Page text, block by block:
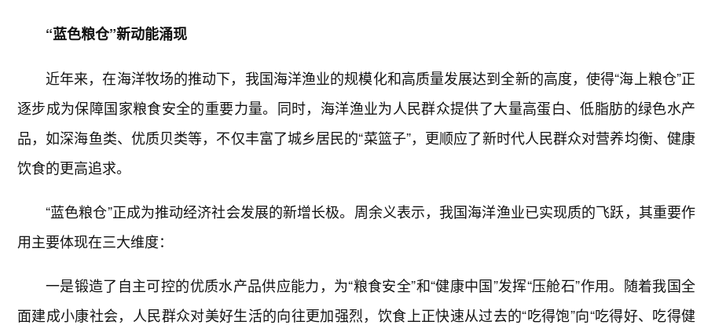
“蓝色粮仓”新动能涌现
近年来，在海洋牧场的推动下，我国海洋渔业的规模化和高质量发展达到全新的高度，使得“海上粮仓”正
逐步成为保障国家粮食安全的重要力量。同时，海洋渔业为人民群众提供了大量高蛋白、低脂肪的绿色水产
品，如深海鱼类、优质贝类等，不仅丰富了城乡居民的“菜篮子”，更顺应了新时代人民群众对营养均衡、健康
饮食的更高追求。
“蓝色粮仓”正成为推动经济社会发展的新增长极。周余义表示，我国海洋渔业已实现质的飞跃，其重要作
用主要体现在三大维度：
一是锻造了自主可控的优质水产品供应能力，为“粮食安全”和“健康中国”发挥“压舱石”作用。随着我国全
面建成小康社会，人民群众对美好生活的向往更加强烈，饮食上正快速从过去的“吃得饱”向“吃得好、吃得健